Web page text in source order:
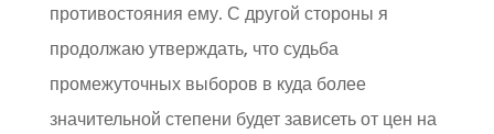
противостояния ему. С другой стороны я
продолжаю утверждать, что судьба
промежуточных выборов в куда более
значительной степени будет зависеть от цен на